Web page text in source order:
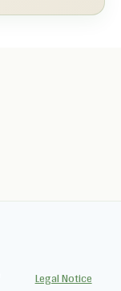
Legal Notice